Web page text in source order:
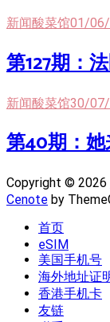
新闻酸菜馆01/
第127期：
新闻酸菜馆30/
第40期：
Copyright © 2026
Cenote by
首页
eSIM
美国手机号
海外地址证
香港手机卡
友链